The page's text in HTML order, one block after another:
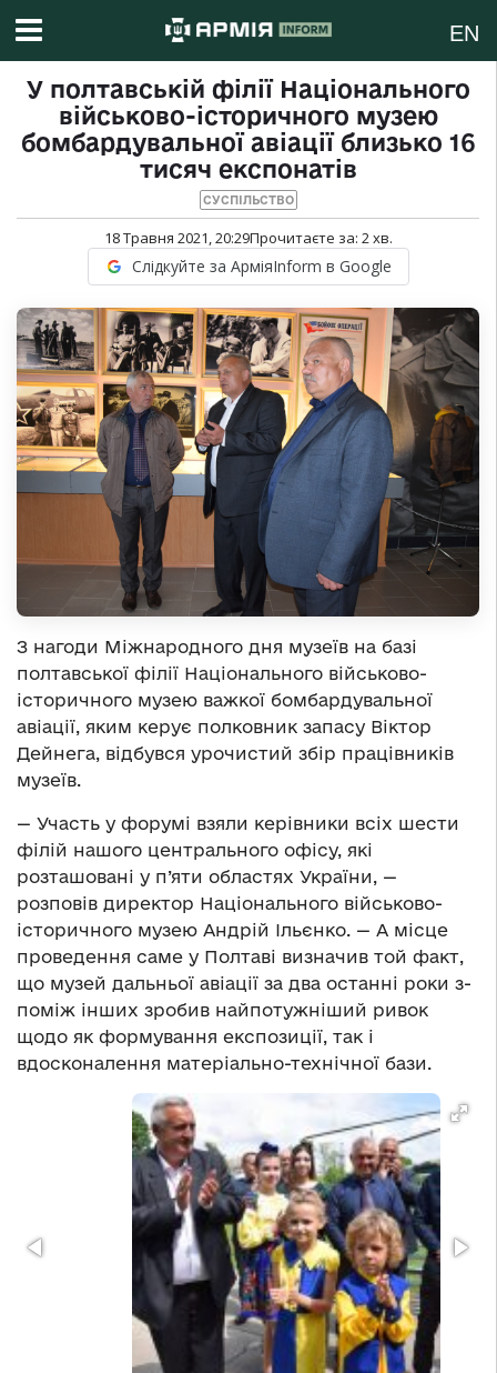
EN
У полтавській філії Національного
військово-історичного музею
бомбардувальної авіації близько 16
тисяч експонатів
СУСПІЛЬСТВО
18 Травня 2021, 20:29Прочитаєте за: 2хв.
Слідкуйте за АрміяInform в Google
З нагоди Міжнародного дня музеїв на базі
полтавської філії Національного військово-
історичного музею важкої бомбардувальної
авіації, яким керує полковник запасу Віктор
Дейнега, відбувся урочистий збір працівників
музеїв.
— Участь у форумі взяли керівники всіх шести
філій нашого центрального офісу, які
розташовані у п’яти областях України, —
розповів директор Національного військово-
історичного музею Андрій Ільєнко. — А місце
проведення саме у Полтаві визначив той факт,
що музей дальньої авіації за два останні роки з-
поміж інших зробив найпотужніший ривок
щодо як формування експозиції, так і
вдосконалення матеріально-технічної бази.